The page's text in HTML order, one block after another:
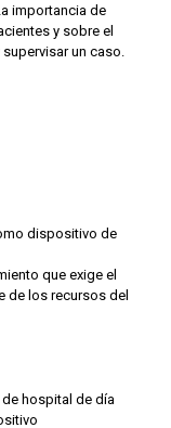
importancia de
y sobre el
un caso.
dispositivo de
que exige el
de los recursos del
hospital de día